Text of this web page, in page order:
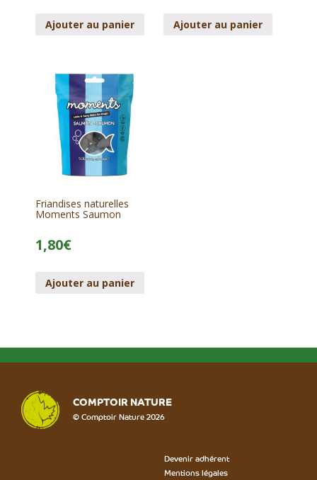
Ajouter au panier Ajouter au panier
Friandises naturelles
Moments Saumon
1,80€
Ajouter au panier
COMPTOIR NATURE
© Comptoir Nature 2026
Devenir adhérent
Mentions légales